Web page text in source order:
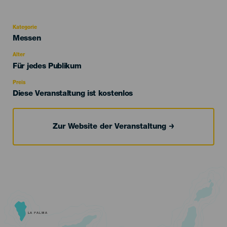
Kategorie
Categoría
evento
Messen
Alter
Edad
Für jedes Publikum
Preis
Diese Veranstaltung ist kostenlos
Zur Website der Veranstaltung
LA PALMA